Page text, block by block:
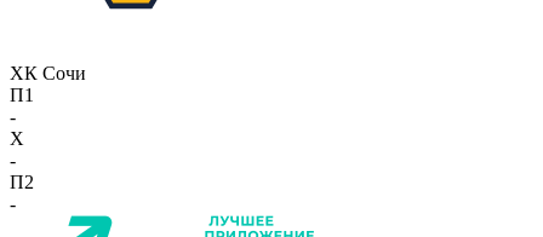
ХК Сочи
П1
-
X
-
П2
-